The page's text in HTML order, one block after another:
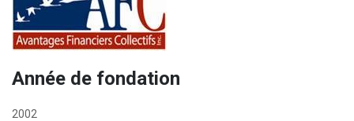
Année de fondation
2002